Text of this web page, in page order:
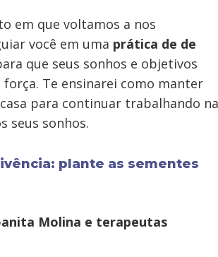
em que voltamos a nos
você em uma prática de de
que seus sonhos e objetivos
Te ensinarei como manter
para continuar trabalhando na
seus sonhos.
plante as sementes
Molina e terapeutas